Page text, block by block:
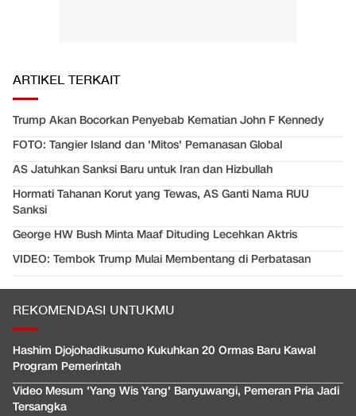
ARTIKEL TERKAIT
Trump Akan Bocorkan Penyebab Kematian John F Kennedy
FOTO: Tangier Island dan 'Mitos' Pemanasan Global
AS Jatuhkan Sanksi Baru untuk Iran dan Hizbullah
Hormati Tahanan Korut yang Tewas, AS Ganti Nama RUU
Sanksi
George HW Bush Minta Maaf Dituding Lecehkan Aktris
VIDEO: Tembok Trump Mulai Membentang di Perbatasan
REKOMENDASI UNTUKMU
Hashim Djojohadikusumo Kukuhkan 20 Ormas Baru Kawal
Program Pemerintah
Video Mesum 'Yang Wis Yang' Banyuwangi, Pemeran Pria Jadi
Tersangka